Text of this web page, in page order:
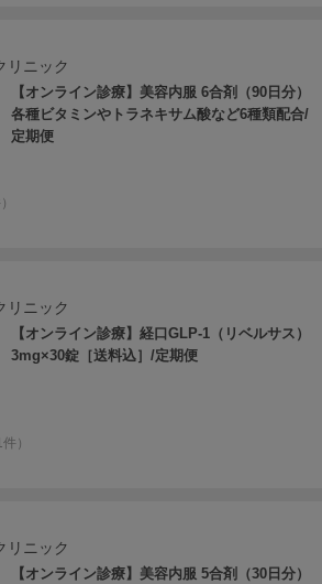
リニック
【オンライン診療】美容内服 6合剤（90日分）
各種ビタミンやトラネキサム酸など6種類配合/
定期便
リニック
【オンライン診療】経口GLP-1（リベルサス）
3mg×30錠［送料込］/定期便
）
リニック
【オンライン診療】美容内服 5合剤（30日分）